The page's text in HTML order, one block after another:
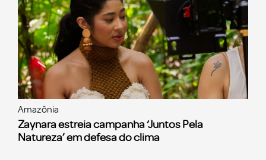
Amazônia
Zaynara estreia campanha ‘Juntos Pela
Natureza’ em defesa do clima